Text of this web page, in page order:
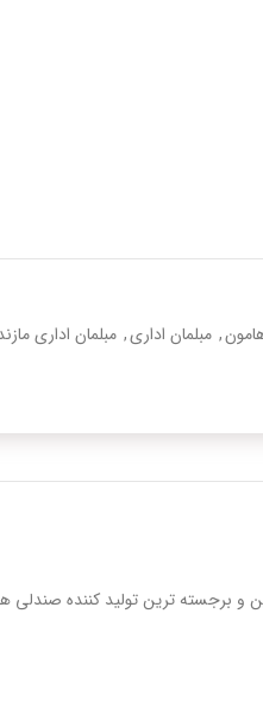
, مبلمان اداری, مبلمان اداری
و برجسته ترین تولید کننده صندلی